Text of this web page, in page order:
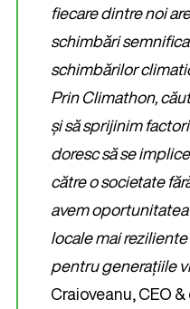
fiecare dintre noi
schimbări
schimbărilor
Prin Climathon,
și să sprijinim
doresc să se
către o societate
avem
locale mai
pentru generațiile
Craioveanu, CEO